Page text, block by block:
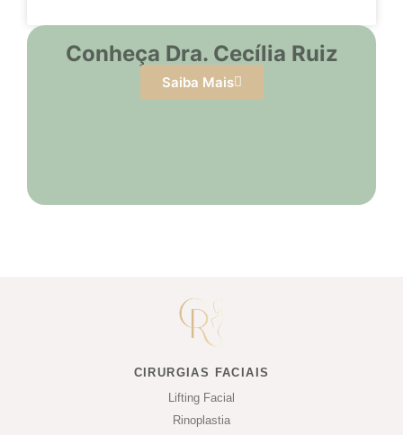
Conheça Dra. Cecília Ruiz
Saiba Mais
CIRURGIAS FACIAIS
Lifting Facial
Rinoplastia